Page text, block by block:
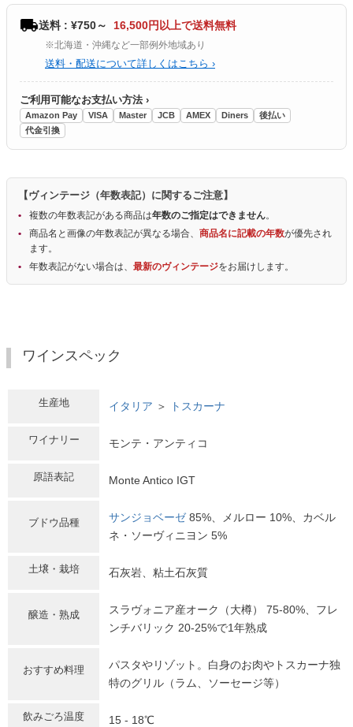
送料 : ¥750～ 16,500円以上で送料無料
※北海道・沖縄など一部例外地域あり
送料・配送について詳しくはこちら ›
ご利用可能なお支払い方法 ›
Amazon Pay VISA Master JCB AMEX Diners
後払い
代金引換
【ヴィンテージ（年数表記）に関するご注意】
複数の年数表記がある商品は年数のご指定はできません。
商品名と画像の年数表記が異なる場合、 商品名に記載の年数が優先され
ます。
年数表記がない場合は、 最新のヴィンテージをお届けします。
ワインスペック
生産地 イタリア ＞ トスカーナ
ワイナリー モンテ・アンティコ
原語表記 Monte Antico IGT
ブドウ品種 サンジョベーゼ85%、メルロー 10%、カベル
ネ・ソーヴィニヨン 5%
土壌・栽培 石灰岩、粘土石灰質
醸造・熟成
スラヴォニア産オーク（大樽） 75-80%、フレ
ンチバリック 20-25%で1年熟成
おすすめ料理
パスタやリゾット。白身のお肉やトスカーナ独
特のグリル（ラム、ソーセージ等）
飲みごろ温度 15 - 18℃